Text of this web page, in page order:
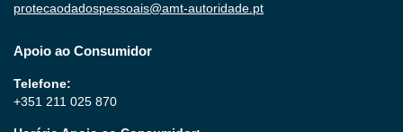
protecaodadospessoais@amt-autoridade.pt
Apoio ao Consumidor
Telefone:
+351 211 025 870